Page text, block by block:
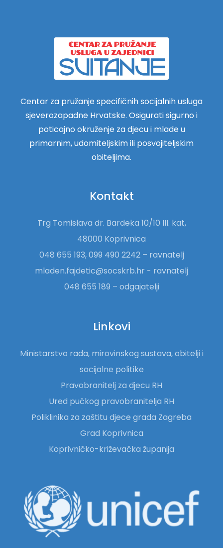
Centar za pružanje specifičnih socijalnih usluga
sjeverozapadne Hrvatske. Osigurati sigurno i
poticajno okruženje za djecu i mlade u
primarnim, udomiteljskim ili posvojiteljskim
obiteljima.
Kontakt
Trg Tomislava dr. Bardeka 10/10 III. kat,
48000 Koprivnica
048 655 193, 099 490 2242 – ravnatelj
mladen.fajdetic@socskrb.hr - ravnatelj
048 655 189 – odgajatelji
Linkovi
Ministarstvo rada, mirovinskog sustava, obitelji i
socijalne politike
Pravobranitelj za djecu RH
Ured pučkog pravobranitelja RH
Poliklinika za zaštitu djece grada Zagreba
Grad Koprivnica
Koprivničko-križevačka županija